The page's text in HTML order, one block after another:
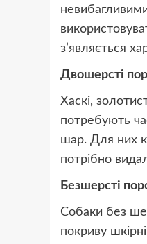
з’являється
Двошерсті
Хаскі,
потребують
шар. Для них
потрібно
Безшерсті
Собаки без
покриву